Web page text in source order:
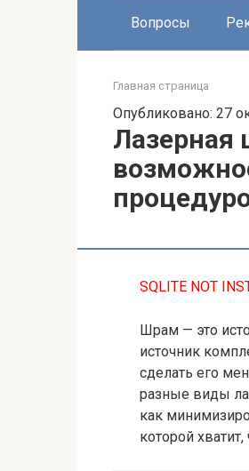
Вопросы
Главная страница
Опубликовано: 27
SQLITE NOT
Шрам — это
источник
сделать его
разные виды
как
которой